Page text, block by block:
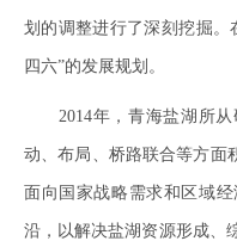
划的调整进行了深刻挖掘。
四六”的发展规划。
2014年，青海盐湖所从
动、布局、桥路联合等方面
面向国家战略需求和区域
沿，以解决盐湖资源形成、